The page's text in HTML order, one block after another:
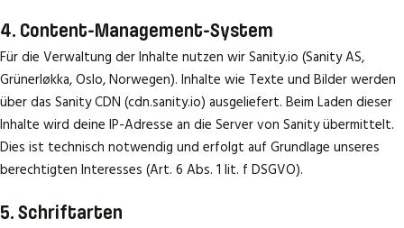
4. Content-Management-System
Für die Verwaltung der Inhalte nutzen wir Sanity.io (Sanity AS,
Grünerløkka, Oslo, Norwegen). Inhalte wie Texte und Bilder werden
über das Sanity CDN (cdn.sanity.io) ausgeliefert. Beim Laden dieser
Inhalte wird deine IP-Adresse an die Server von Sanity übermittelt.
Dies ist technisch notwendig und erfolgt auf Grundlage unseres
berechtigten Interesses (Art. 6 Abs. 1 lit. f DSGVO).
5. Schriftarten